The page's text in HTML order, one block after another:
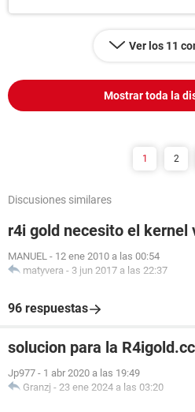
Ver los 11
Mostrar toda la
1 2
Discusiones similares
r4i gold necesito el kernel
MANUEL - 12 ene 2010 a las 00:54
matyvera - 3 jun 2017 a las 22:37
96 respuestas
solucion para la
Jp977 - 1 abr 2020 a las 19:49
Granzj - 23 ene 2024 a las 03:20